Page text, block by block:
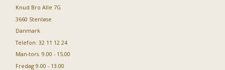
Knud Bro Alle 7G
3660 Stenløse
Danmark
Telefon: 32 11 12 24
Man-tors. 9.00 - 15.00
Fredag 9.00 - 13.00